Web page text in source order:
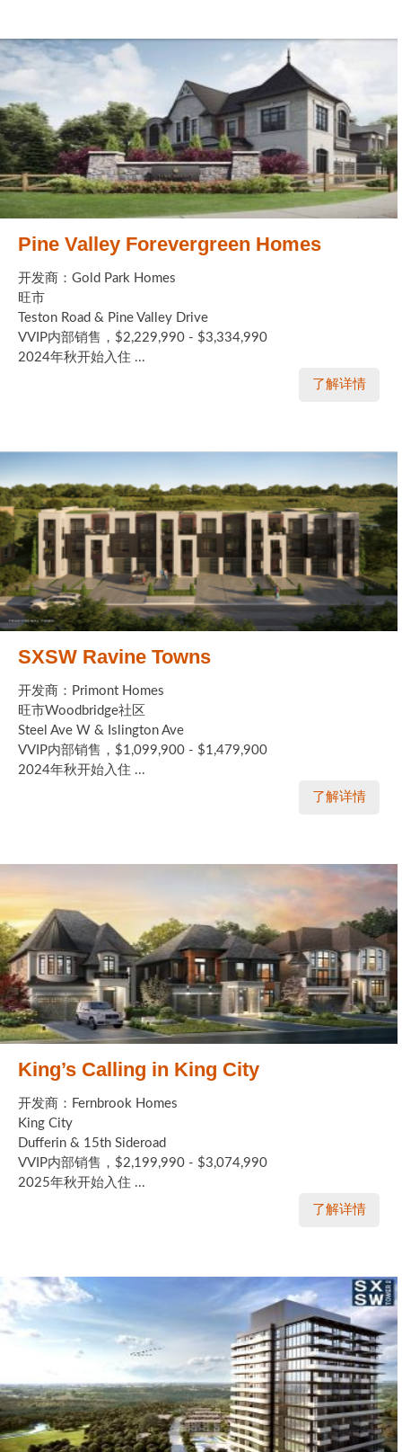
Pine Valley Forevergreen Homes
开发商：Gold Park Homes
旺市
Teston Road & Pine Valley Drive
VVIP内部销售，$2,229,990 - $3,334,990
2024年秋开始入住 ...
了解详情
SXSW Ravine Towns
开发商：Primont Homes
旺市Woodbridge社区
Steel Ave W & Islington Ave
VVIP内部销售，$1,099,900 - $1,479,900
2024年秋开始入住 ...
了解详情
King’s Calling in King City
开发商：Fernbrook Homes
King City
Dufferin & 15th Sideroad
VVIP内部销售，$2,199,990 - $3,074,990
2025年秋开始入住 ...
了解详情